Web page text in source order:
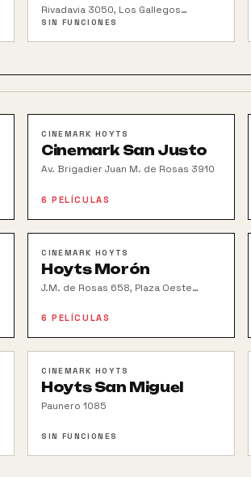
Rivadavia 3050, Los Gallegos
Shopping
SIN FUNCIONES
CINEMARK HOYTS
Cinemark San Justo
Av. Brigadier Juan M. de Rosas 3910
6 PELÍCULAS
CINEMARK HOYTS
Hoyts Morón
J.M. de Rosas 658, Plaza Oeste
6 PELÍCULAS
CINEMARK HOYTS
Hoyts San Miguel
Paunero 1085
SIN FUNCIONES